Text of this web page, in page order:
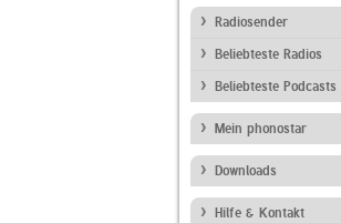
Radiosender
Beliebteste Radios
Beliebteste Podcasts
Mein phonostar
Downloads
Hilfe & Kontakt